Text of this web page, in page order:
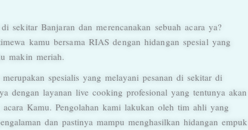
sekitar Banjaran dan merencanakan sebuah acara ya?
kamu bersama RIAS dengan hidangan spesial yang
makin meriah.
merupakan spesialis yang melayani pesanan di sekitar di
dengan layanan live cooking profesional yang tentunya akan
acara Kamu. Pengolahan kami lakukan oleh tim ahli yang
dan pastinya mampu menghasilkan hidangan empuk